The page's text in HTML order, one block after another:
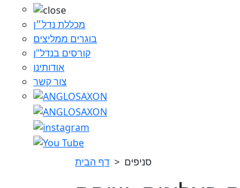
מכללת נדל״ן
בוגרים ממליצים
קורסים בנדל"ן
אודותינו
צור קשר
דף הבית > סניפים